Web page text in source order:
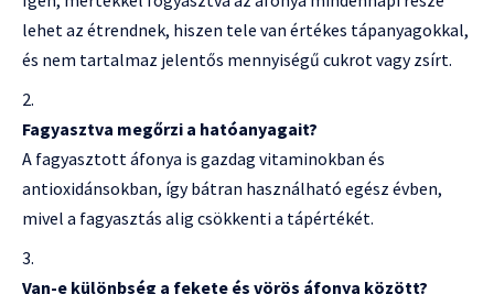
lehet az étrendnek, hiszen tele van értékes tápanyagokkal,
és nem tartalmaz jelentős mennyiségű cukrot vagy zsírt.
Fagyasztva megőrzi a hatóanyagait?
A fagyasztott áfonya is gazdag vitaminokban és
antioxidánsokban, így bátran használható egész évben,
mivel a fagyasztás alig csökkenti a tápértékét.
Van-e különbség a fekete és vörös áfonya között?